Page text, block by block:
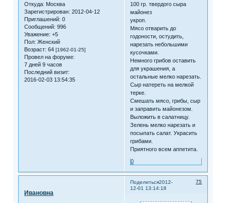
Откуда: Москва
Зарегистрирован: 2012-04-12
Приглашений: 0
Сообщений: 996
Уважение: +5
Пол: Женский
Возраст: 64 [1962-01-25]
Провел на форуме:
7 дней 9 часов
Последний визит:
2016-02-03 13:54:35
100 гр. твердого сыра
майонез
укроп.
Мясо отварить до
годоности, остудить,
нарезать небольшими
кусочками.
Немного грибов оставить
для украшения, а
остальные мелко нарезать.
Сыр натереть на мелкой
терке.
Смешать мясо, грибы, сыр
и заправить майонезом.
Выложить в салатницу.
Зелень мелко нарезать и
посыпать салат. Украсить
грибами.
Приятного всем аппетита.
0
Поделиться 75
2012-
12-01 13:14:18
Ивановна